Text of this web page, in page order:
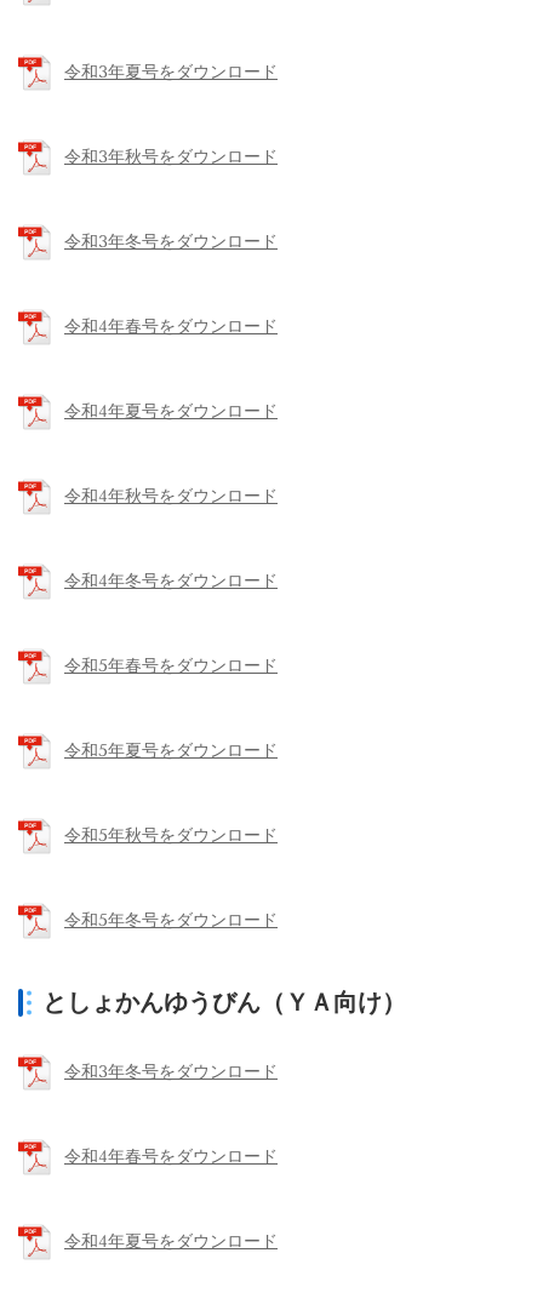
令和3年夏号をダウンロード
令和3年秋号をダウンロード
令和3年冬号をダウンロード
令和4年春号をダウンロード
令和4年夏号をダウンロード
令和4年秋号をダウンロード
令和4年冬号をダウンロード
令和5年春号をダウンロード
令和5年夏号をダウンロード
令和5年秋号をダウンロード
令和5年冬号をダウンロード
としょかんゆうびん（ＹＡ向け）
令和3年冬号をダウンロード
令和4年春号をダウンロード
令和4年夏号をダウンロード